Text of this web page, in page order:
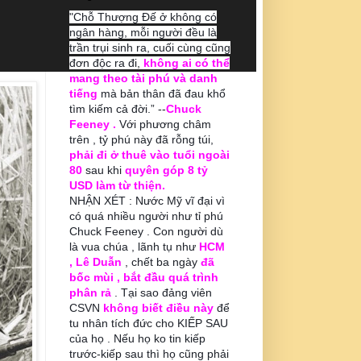
"Chỗ Thượng Đế ở không có
ngân hàng, mỗi người đều là
trần trụi sinh ra, cuối cùng cũng
đơn độc ra đi, không ai có thể
mang theo tài phú và danh
tiếng mà bản thân đã đau khổ
tìm kiếm cả đời.” --Chuck
Feeney . Với phương châm
trên , tỷ phú này đã rỗng túi,
phải đi ở thuê vào tuổi ngoài
80 sau khi quyên góp 8 tỷ
USD làm từ thiện.
NHẬN XÉT : Nước Mỹ vĩ đại vì
có quá nhiều người như tỉ phú
Chuck Feeney . Con người dù
là vua chúa , lãnh tụ như HCM
, Lê Duẫn , chết ba ngày đã
bốc mùi , bắt đầu quá trình
phân rả . Tại sao đảng viên
CSVN không biết điều này để
tu nhân tích đức cho KIẾP SAU
của họ . Nếu họ ko tin kiếp
trước-kiếp sau thì họ cũng phải